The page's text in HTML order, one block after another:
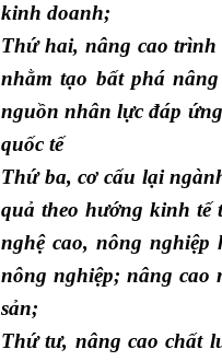
kinh doanh;
Thứ hai, nâng cao trình
nhằm tạo bất phá
nguồn nhân lực đáp
quốc tế
Thứ ba, cơ cấu lại
quả theo hướng kinh tế
nghệ cao, nông
nông nghiệp; nâng cao
sản;
Thứ tư, nâng cao chất